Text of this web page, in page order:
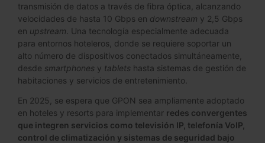
transmisión de datos a través de fibra óptica, alcanzando
velocidades de hasta 10 Gbps en downstream y 2,5 Gbps
en upstream . Una tecnología especialmente adecuada
para entornos hoteleros, donde se requiere soportar un
alto número de dispositivos conectados simultáneamente,
desde smartphones y tablets hasta sistemas de gestión de
habitaciones y servicios de entretenimiento.
En 2025, se espera que GPON sea ampliamente adoptado
en hoteles y resorts para implementar redes convergentes
que integren servicios como televisión IP, telefonía VoIP,
control de climatización y sistemas de seguridad bajo